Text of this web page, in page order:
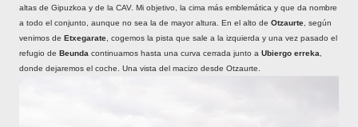
altas de Gipuzkoa y de la CAV. Mi objetivo, la cima más emblemática y que da nombre
a todo el conjunto, aunque no sea la de mayor altura. En el alto de Otzaurte , según
venimos de Etxegarate , cogemos la pista que sale a la izquierda y una vez pasado el
refugio de Beunda continuamos hasta una curva cerrada junto a Ubiergo erreka
donde dejaremos el coche. Una vista del macizo desde Otzaurte.